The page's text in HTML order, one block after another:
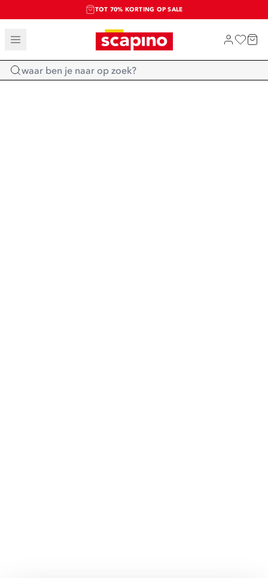
TOT 70% KORTING OP SALE
SALE: LAATSTE KANS!
SHOP NIEUW
Home